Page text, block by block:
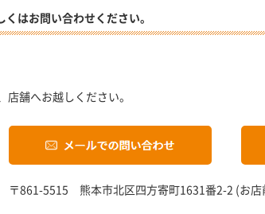
はお問い合わせください。
舗へお越しください。
〒861-5515 熊本市北区四方寄町1631番2-2 (お店